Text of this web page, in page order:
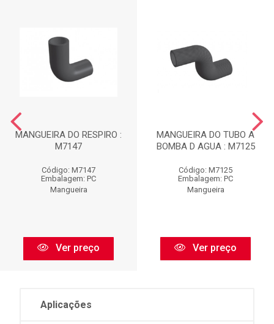
MANGUEIRA DO RESPIRO :
M7147
Código: M7147
Embalagem: PC
Mangueira
Ver preço
MANGUEIRA DO TUBO A
BOMBA D AGUA : M7125
Código: M7125
Embalagem: PC
Mangueira
Ver preço
Aplicações